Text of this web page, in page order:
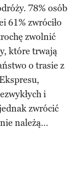
78% osób
61% zwróciło
zwolnić
które trwają
o trasie z
i
zwrócić
należą…